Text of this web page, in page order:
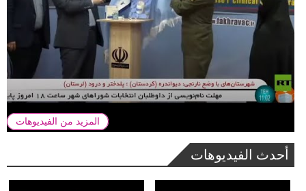
المزيد من الفيديوهات
أحدث الفيديوهات